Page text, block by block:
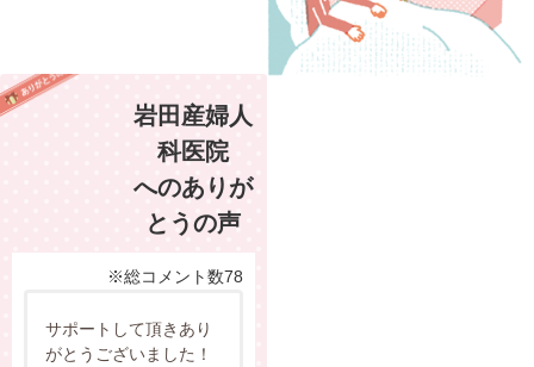
岩田産婦人
科医院
へのありが
とうの声
※総コメント数78
サポートして頂きあり
がとうございました！